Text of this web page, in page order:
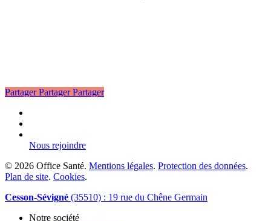
Partager Partager Partager
Nous rejoindre
© 2026 Office Santé. Mentions légales. Protection des données.
Plan de site. Cookies.
Close
Cesson-Sévigné (35510) : 19 rue du Chêne Germain
Notre société